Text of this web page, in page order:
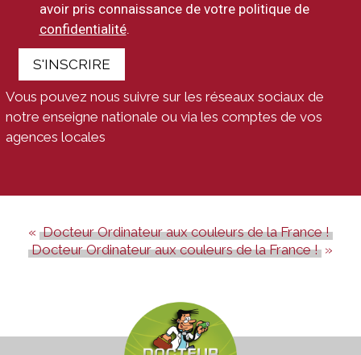
avoir pris connaissance de votre politique de
confidentialité.
S'INSCRIRE
Vous pouvez nous suivre sur les réseaux sociaux de
notre enseigne nationale ou via les comptes de vos
agences locales
Docteur Ordinateur aux couleurs de la France !
Docteur Ordinateur aux couleurs de la France !